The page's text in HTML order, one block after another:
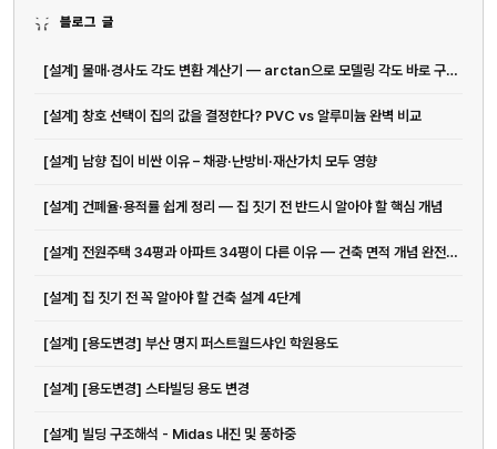
블로그 글
[설계] 물매·경사도 각도 변환 계산기 — arctan으로 모델링 각도 바로 구하기
[설계] 창호 선택이 집의 값을 결정한다? PVC vs 알루미늄 완벽 비교
[설계] 남향 집이 비싼 이유 – 채광·난방비·재산가치 모두 영향
[설계] 건폐율·용적률 쉽게 정리 — 집 짓기 전 반드시 알아야 할 핵심 개념
[설계] 전원주택 34평과 아파트 34평이 다른 이유 — 건축 면적 개념 완전 정리
[설계] 집 짓기 전 꼭 알아야 할 건축 설계 4단계
[설계] [용도변경] 부산 명지 퍼스트월드샤인 학원용도
[설계] [용도변경] 스타빌딩 용도 변경
[설계] 빌딩 구조해석 - Midas 내진 및 풍하중